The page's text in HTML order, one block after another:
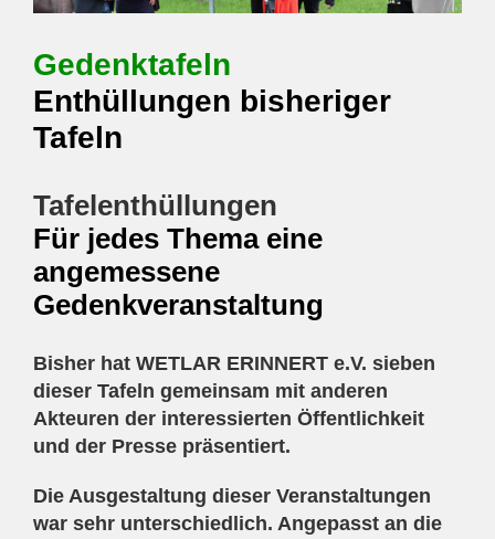
Gedenktafeln
Enthüllungen bisheriger
Tafeln
Tafelenthüllungen
Für jedes Thema eine
angemessene
Gedenkveranstaltung
Bisher hat WETLAR ERINNERT e.V. sieben
dieser Tafeln gemeinsam mit anderen
Akteuren der interessierten Öffentlichkeit
und der Presse präsentiert.
Die Ausgestaltung dieser Veranstaltungen
war sehr unterschiedlich. Angepasst an die